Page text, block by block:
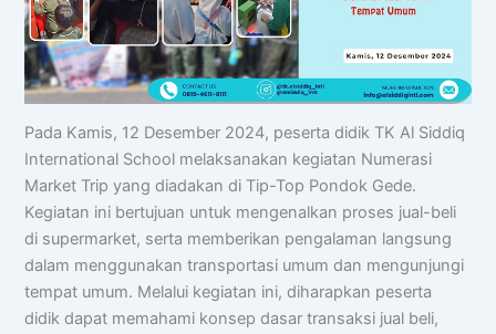
Pada Kamis, 12 Desember 2024, peserta didik TK Al Siddiq
International School melaksanakan kegiatan Numerasi
Market Trip yang diadakan di Tip-Top Pondok Gede.
Kegiatan ini bertujuan untuk mengenalkan proses jual-beli
di supermarket, serta memberikan pengalaman langsung
dalam menggunakan transportasi umum dan mengunjungi
tempat umum. Melalui kegiatan ini, diharapkan peserta
didik dapat memahami konsep dasar transaksi jual beli,